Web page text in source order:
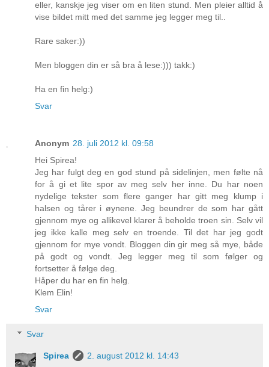
eller, kanskje jeg viser om en liten stund. Men pleier alltid å
vise bildet mitt med det samme jeg legger meg til..
Rare saker:))
Men bloggen din er så bra å lese:))) takk:)
Ha en fin helg:)
Svar
Anonym 28. juli 2012 kl. 09:58
Hei Spirea!
Jeg har fulgt deg en god stund på sidelinjen, men følte nå
for å gi et lite spor av meg selv her inne. Du har noen
nydelige tekster som flere ganger har gitt meg klump i
halsen og tårer i øynene. Jeg beundrer de som har gått
gjennom mye og allikevel klarer å beholde troen sin. Selv vil
jeg ikke kalle meg selv en troende. Til det har jeg godt
gjennom for mye vondt. Bloggen din gir meg så mye, både
på godt og vondt. Jeg legger meg til som følger og
fortsetter å følge deg.
Håper du har en fin helg.
Klem Elin!
Svar
Svar
Spirea
2. august 2012 kl. 14:43